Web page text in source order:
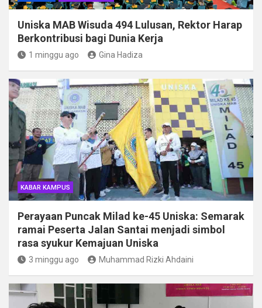
Uniska MAB Wisuda 494 Lulusan, Rektor Harap
Berkontribusi bagi Dunia Kerja
1 minggu ago Gina Hadiza
KABAR KAMPUS
Perayaan Puncak Milad ke-45 Uniska: Semarak
ramai Peserta Jalan Santai menjadi simbol
rasa syukur Kemajuan Uniska
3 minggu ago Muhammad Rizki Ahdaini